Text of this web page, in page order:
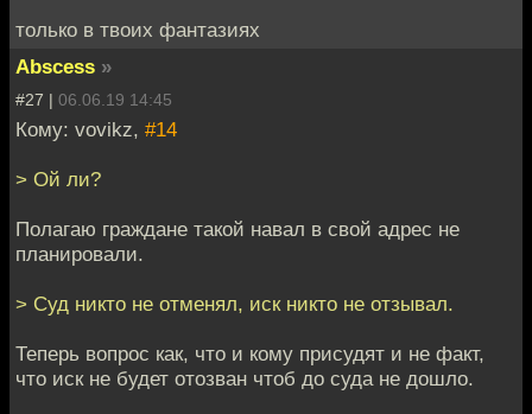
только в твоих фантазиях
Abscess »
#27 | 06.06.19 14:45
Кому: vovikz, #14
> Ой ли?
Полагаю граждане такой навал в свой адрес не
планировали.
> Суд никто не отменял, иск никто не отзывал.
Теперь вопрос как, что и кому присудят и не факт,
что иск не будет отозван чтоб до суда не дошло.